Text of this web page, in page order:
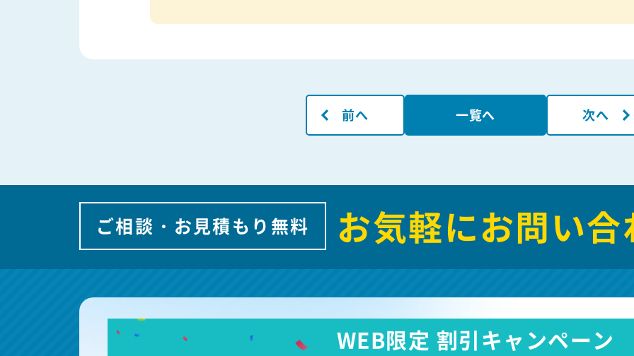
前へ 一覧へ 次へ
ご相談・お見積もり無料 お気軽にお問い
WEB限定 割引キャンペーン